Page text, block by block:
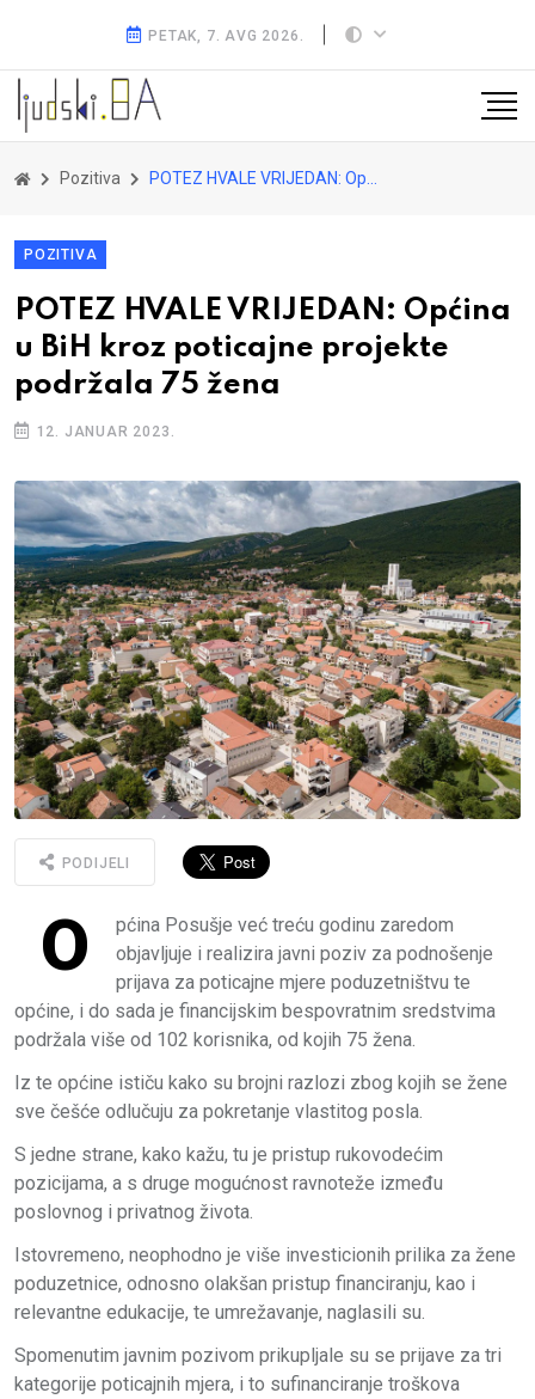
PETAK, 7. AVG 2026.
Pozitiva POTEZ HVALE VRIJEDAN: Općina u BiH kroz poticajne projekte podržala 75 žena
POZITIVA
POTEZ HVALE VRIJEDAN: Općina
u BiH kroz poticajne projekte
podržala 75 žena
12. JANUAR 2023.
PODIJELI
O
pćina Posušje već treću godinu zaredom
objavljuje i realizira javni poziv za podnošenje
prijava za poticajne mjere poduzetništvu te
općine, i do sada je financijskim bespovratnim sredstvima
podržala više od 102 korisnika, od kojih 75 žena.
Iz te općine ističu kako su brojni razlozi zbog kojih se žene
sve češće odlučuju za pokretanje vlastitog posla.
S jedne strane, kako kažu, tu je pristup rukovodećim
pozicijama, a s druge mogućnost ravnoteže između
poslovnog i privatnog života.
Istovremeno, neophodno je više investicionih prilika za žene
poduzetnice, odnosno olakšan pristup financiranju, kao i
relevantne edukacije, te umrežavanje, naglasili su.
Spomenutim javnim pozivom prikupljale su se prijave za tri
kategorije poticajnih mjera, i to sufinanciranje troškova